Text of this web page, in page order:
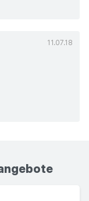
11.07.18